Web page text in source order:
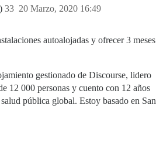
20 Marzo, 2020 16:49
33
autoalojadas y ofrecer 3 meses
gestionado de Discourse, lidero
12 000 personas y cuento con 12 años
pública global. Estoy basado en San